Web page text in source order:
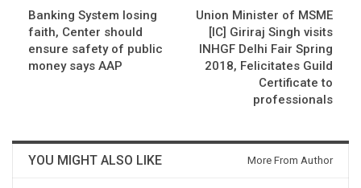
Banking System losing
faith, Center should
ensure safety of public
money says AAP
Union Minister of MSME
[IC] Giriraj Singh visits
INHGF Delhi Fair Spring
2018, Felicitates Guild
Certificate to
professionals
YOU MIGHT ALSO LIKE More From Author